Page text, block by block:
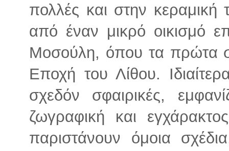
πολλές και στην
από έναν μικρό οικισμό
Μοσούλη, όπου τα πρώτα
Εποχή του Λίθου.
σχεδόν σφαιρικές,
ζωγραφική και
παριστάνουν όμοια